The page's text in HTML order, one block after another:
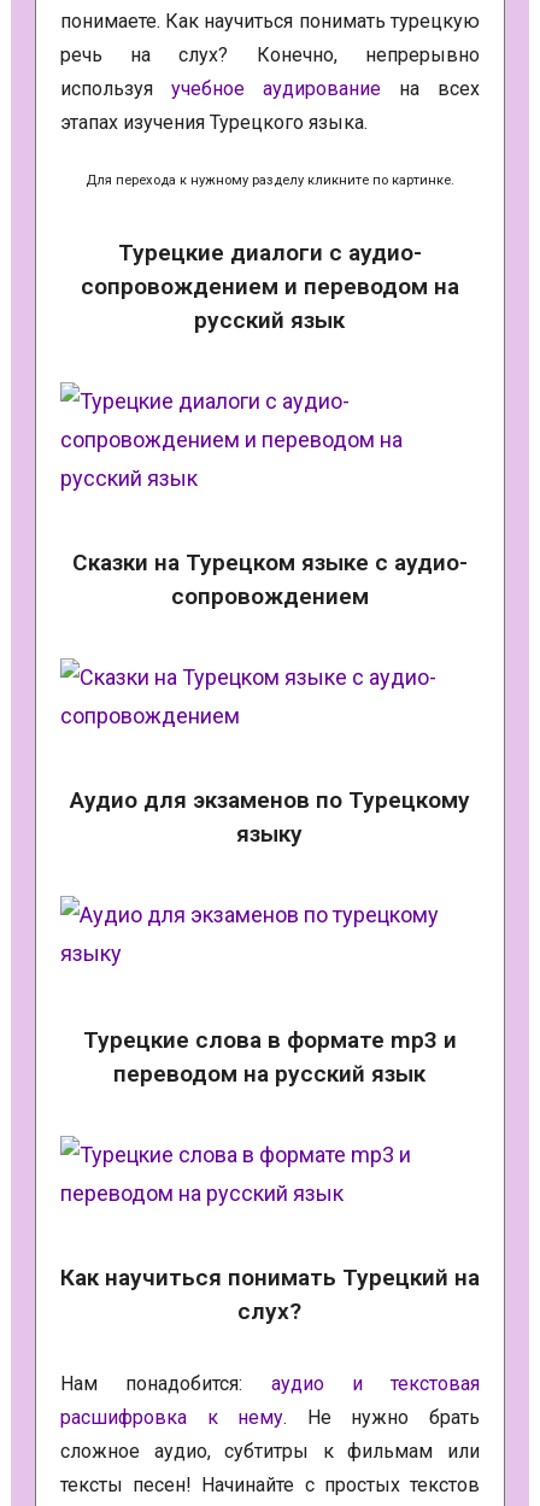
понимаете. Как научиться понимать турецкую
речь на слух? Конечно, непрерывно
используя учебное аудирование на всех
этапах изучения Турецкого языка.
Для перехода к нужному разделу кликните по картинке.
Турецкие диалоги с аудио-
сопровождением и переводом на
русский язык
Сказки на Турецком языке с аудио-
сопровождением
Аудио для экзаменов по Турецкому
языку
Турецкие слова в формате mp3 и
переводом на русский язык
Как научиться понимать Турецкий на
слух?
Нам понадобится: аудио и текстовая
расшифровка к нему. Не нужно брать
сложное аудио, субтитры к фильмам или
тексты песен! Начинайте с простых текстов